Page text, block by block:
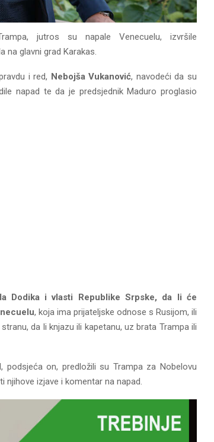
jutros su napale Venecuelu, izvršile
na glavni grad Karakas.
i red, Nebojša Vukanović, navodeći da su
napad te da je predsjednik Maduro proglasio
Dodika i vlasti Republike Srpske, da li će
, koja ima prijateljske odnose s Rusijom, ili
da li knjazu ili kapetanu, uz brata Trampa ili
podsjeća on, predložili su Trampa za Nobelovu
njihove izjave i komentar na napad.